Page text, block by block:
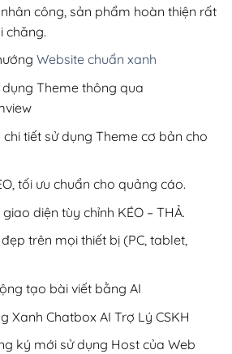
công, sản phẩm hoàn thiện rất
chăng.
Website chuẩn xanh
Theme thông qua
tiết sử dụng Theme cơ bản cho
tối ưu chuẩn cho quảng cáo.
diện tùy chỉnh KÉO – THẢ.
trên mọi thiết bị (PC, tablet,
tạo bài viết bằng AI
Xanh Chatbox AI Trợ Lý CSKH
ký mới sử dụng Host của Web